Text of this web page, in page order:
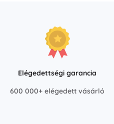
Elégedettségi garancia
600 000+ elégedett vásárló